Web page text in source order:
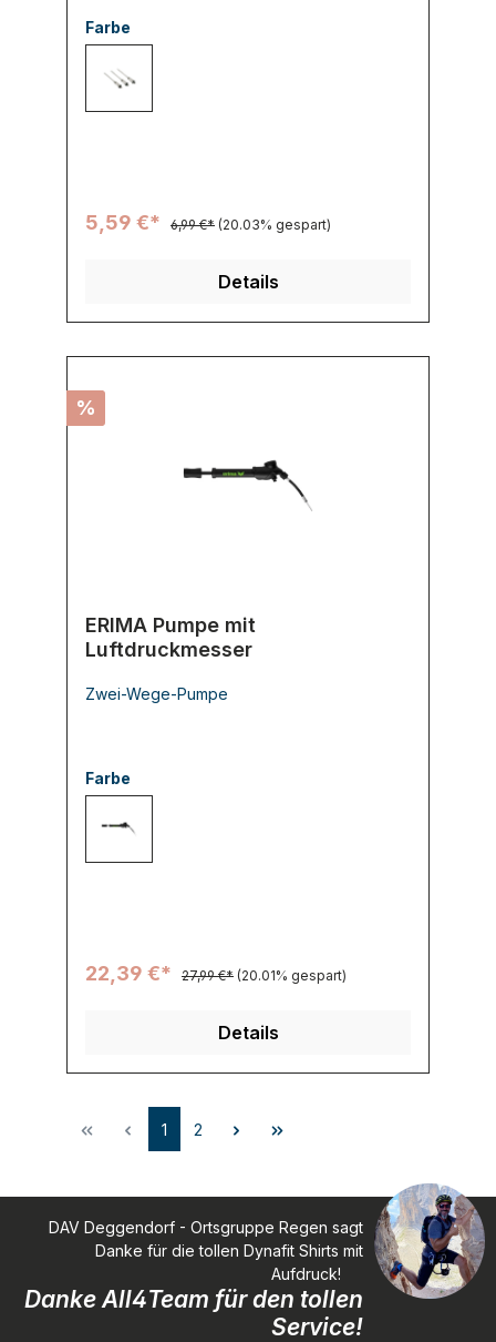
Farbe
802 silver alu.
5,59 €* 6,99 €* (20.03% gespart)
Details
%
ERIMA Pumpe mit
Luftdruckmesser
Zwei-Wege-Pumpe
Farbe
950032 black/green gecko
22,39 €* 27,99 €* (20.01% gespart)
Details
1 2
DAV Deggendorf - Ortsgruppe Regen sagt
Danke für die tollen Dynafit Shirts mit
Aufdruck!
Danke All4Team für den tollen
Service!